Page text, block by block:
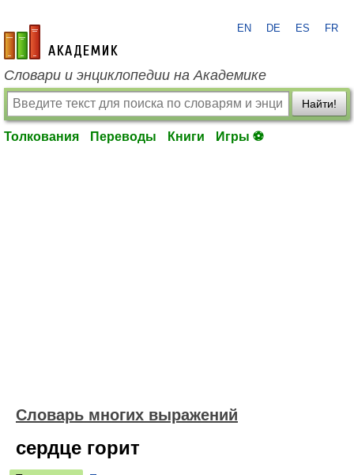
academic.ru
EN DE ES FR
Словари и энциклопедии на Академике
Найти!
Толкования Переводы Книги Игры ⚽
Словарь многих выражений
сердце горит